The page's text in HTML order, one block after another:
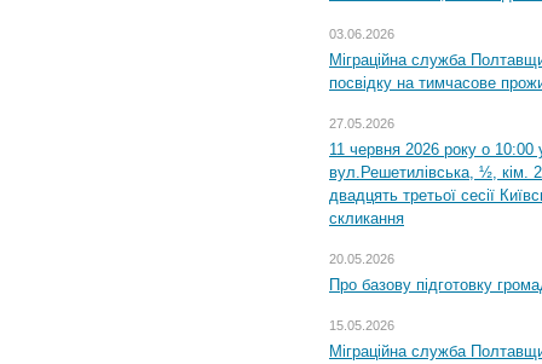
03.06.2026
Міграційна служба
посвідку на тимчасове
27.05.2026
11 червня 2026 року о 10:00
вул.Решетилівська, ½, кім.
двадцять третьої сесії
скликання
20.05.2026
Про базову підготовку
15.05.2026
Міграційна служба